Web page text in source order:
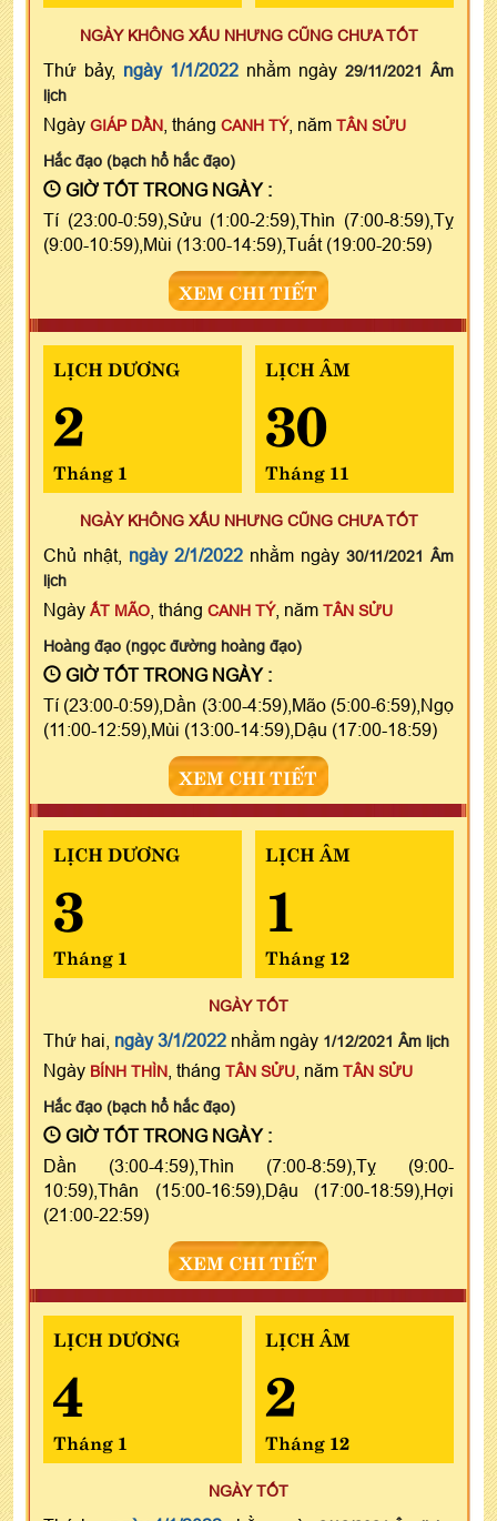
NGÀY KHÔNG XẤU NHƯNG CŨNG CHƯA TỐT
Thứ bảy, ngày 1/1/2022 nhằm ngày 29/11/2021 Âm
lịch
Ngày GIÁP DẦN , tháng CANH TÝ, năm TÂN SỬU
Hắc đạo (bạch hổ hắc đạo)
GIỜ TỐT TRONG NGÀY :
Tí (23:00-0:59),Sửu (1:00-2:59),Thìn (7:00-8:59),Tỵ
(9:00-10:59),Mùi (13:00-14:59),Tuất (19:00-20:59)
XEM CHI TIẾT
LỊCH DƯƠNG
2
Tháng 1
LỊCH ÂM
30
Tháng 11
NGÀY KHÔNG XẤU NHƯNG CŨNG CHƯA TỐT
Chủ nhật, ngày 2/1/2022 nhằm ngày 30/11/2021 Âm
lịch
Ngày ẤT MÃO , tháng CANH TÝ, năm TÂN SỬU
Hoàng đạo (ngọc đường hoàng đạo)
GIỜ TỐT TRONG NGÀY :
Tí (23:00-0:59),Dần (3:00-4:59),Mão (5:00-6:59),Ngọ
(11:00-12:59),Mùi (13:00-14:59),Dậu (17:00-18:59)
XEM CHI TIẾT
LỊCH DƯƠNG
3
Tháng 1
LỊCH ÂM
1
Tháng 12
NGÀY TỐT
Thứ hai, ngày 3/1/2022 nhằm ngày 1/12/2021 Âm lịch
Ngày BÍNH THÌN , tháng TÂN SỬU , năm TÂN SỬU
Hắc đạo (bạch hổ hắc đạo)
GIỜ TỐT TRONG NGÀY :
Dần (3:00-4:59),Thìn (7:00-8:59),Tỵ (9:00-
10:59),Thân (15:00-16:59),Dậu (17:00-18:59),Hợi
(21:00-22:59)
XEM CHI TIẾT
LỊCH DƯƠNG
4
Tháng 1
LỊCH ÂM
2
Tháng 12
NGÀY TỐT